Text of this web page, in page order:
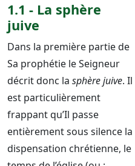
1.1 - La sphère
juive
Dans la première partie de
Sa prophétie le Seigneur
décrit donc la sphère juive. Il
est particulièrement
frappant qu’Il passe
entièrement sous silence la
dispensation chrétienne, le